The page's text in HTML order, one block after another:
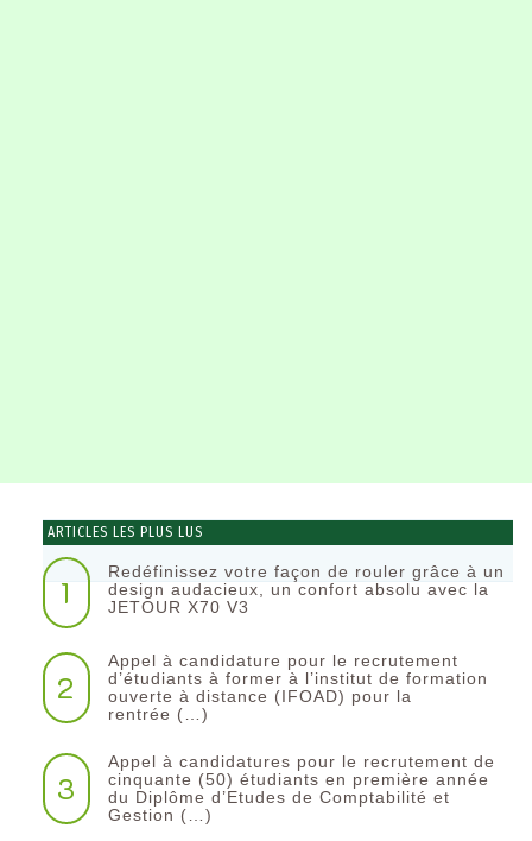
ARTICLES LES PLUS LUS
1
Redéfinissez votre façon de rouler grâce à un
design audacieux, un confort absolu avec la
JETOUR X70 V3
2
Appel à candidature pour le recrutement
d’étudiants à former à l’institut de formation
ouverte à distance (IFOAD) pour la
rentrée (…)
3
Appel à candidatures pour le recrutement de
cinquante (50) étudiants en première année
du Diplôme d’Etudes de Comptabilité et
Gestion (…)